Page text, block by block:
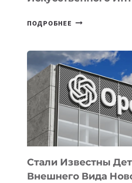
ПОДРОБНЕЕ В
ПРИОРИТЕТНЫЕ
ЗАДАЧИ
ПО
РАЗВИТИЮ
ЭКОСИСТЕМЫ
ИНТЕЛЛЕКТА
Стали Известны
Внешнего Вида